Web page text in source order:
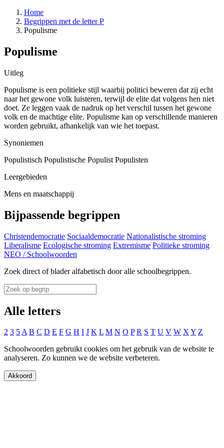
Home
Begrippen met de letter P
Populisme
Populisme
Uitleg
Populisme is een politieke stijl waarbij politici beweren dat zij echt
naar het gewone volk luisteren, terwijl de elite dat volgens hen niet
doet. Ze leggen vaak de nadruk op het verschil tussen het gewone
volk en de machtige elite. Populisme kan op verschillende manieren
worden gebruikt, afhankelijk van wie het toepast.
Synoniemen
Populistisch Populistische Populist Populisten
Leergebieden
Mens en maatschappij
Bijpassende begrippen
Christendemocratie Sociaaldemocratie Nationalistische stroming
Liberalisme Ecologische stroming Extremisme Politieke stroming
NEO / Schoolwoorden
Zoek direct of blader alfabetisch door alle schoolbegrippen.
Alle letters
2 3 5A B C D E F G H I J K L M N O P R S T U V W XY Z
Schoolwoorden gebruikt cookies om het gebruik van de website te
analyseren. Zo kunnen we de website verbeteren.
Akkoord